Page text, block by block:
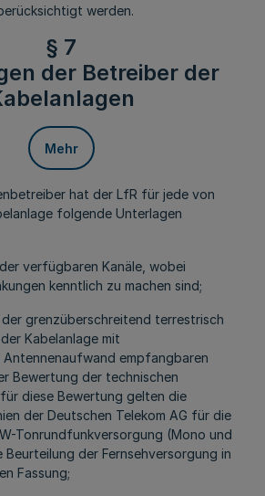
werden.
§ 7
der Betreiber der
Mehr
hat der LfR für jede von
folgende Unterlagen
verfügbaren Kanäle, wobei
kenntlich zu machen sind;
grenzüberschreitend terrestrisch
Kabelanlage mit
empfangbaren
Bewertung der technischen
diese Bewertung gelten die
der Deutschen Telekom AG für die
Tonrundfunkversorgung (Mono und
der Fernsehversorgung in
Fassung;